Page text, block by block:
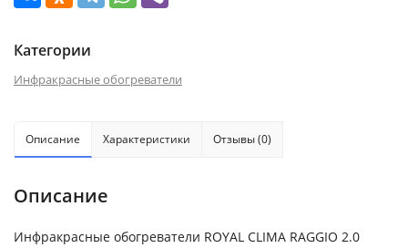
Категории
Инфракрасные обогреватели
Описание Характеристики Отзывы (0)
Описание
Инфракрасные обогреватели ROYAL CLIMA RAGGIO 2.0